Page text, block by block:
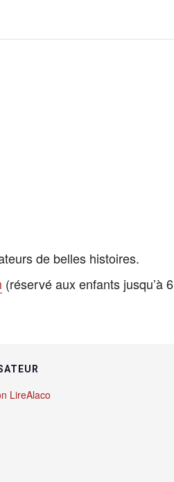
de belles histoires.
(réservé aux enfants jusqu’à 6
LireAlaco